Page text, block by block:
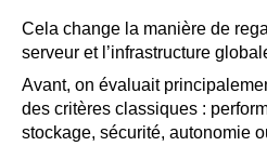
Cela change la manière de
serveur et l’infrastructure
Avant, on évaluait
des critères classiques :
stockage, sécurité, autonomie